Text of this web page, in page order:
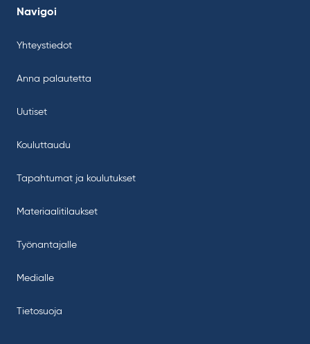
Navigoi
Yhteystiedot
Anna palautetta
Uutiset
Kouluttaudu
Tapahtumat ja koulutukset
Materiaalitilaukset
Työnantajalle
Medialle
Tietosuoja